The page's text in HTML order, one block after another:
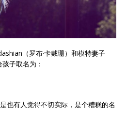
（罗布·卡戴珊）和模特妻子
子取名为：
也有人觉得不切实际，是个糟糕的名